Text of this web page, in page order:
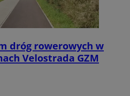
dróg rowerowych w
Velostrada GZM